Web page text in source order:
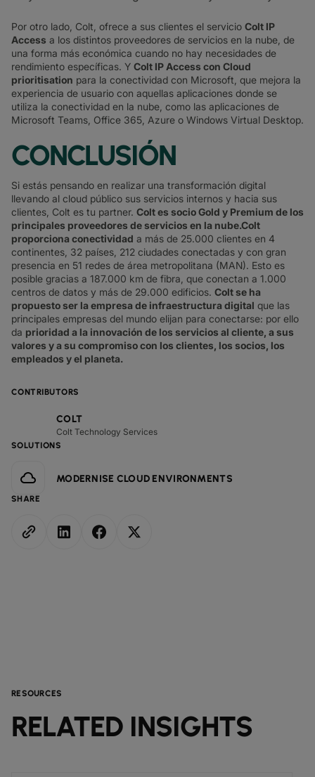
CONTRIBUTORS
COLT
Colt Technology Services
SOLUTIONS
MODERNISE CLOUD ENVIRONMENTS
SHARE
Por otro lado, Colt, ofrece a sus clientes el servicio Colt IP
Access a los distintos proveedores de servicios en la nube, de
una forma más económica cuando no hay necesidades de
rendimiento específicas. Y Colt IP Access con Cloud
prioritisation para la conectividad con Microsoft, que mejora la
experiencia de usuario con aquellas aplicaciones donde se
utiliza la conectividad en la nube, como las aplicaciones de
Microsoft Teams, Office 365, Azure o Windows Virtual Desktop.
CONCLUSIÓN
Si estás pensando en realizar una transformación digital
llevando al cloud público sus servicios internos y hacia sus
clientes, Colt es tu partner. Colt es socio Gold y Premium de los
principales proveedores de servicios en la nube.Colt
proporciona conectividad a más de 25.000 clientes en 4
continentes, 32 países, 212 ciudades conectadas y con gran
presencia en 51 redes de área metropolitana (MAN). Esto es
posible gracias a 187.000 km de fibra, que conectan a 1.000
centros de datos y más de 29.000 edificios. Colt se ha
propuesto ser la empresa de infraestructura digital​ que las
principales empresas del mundo​ elijan para conectarse: por ello
da prioridad a la innovación de los servicios al cliente, a sus
valores y a su compromiso con los clientes, los socios, los
empleados y el planeta.
RESOURCES
RELATED INSIGHTS